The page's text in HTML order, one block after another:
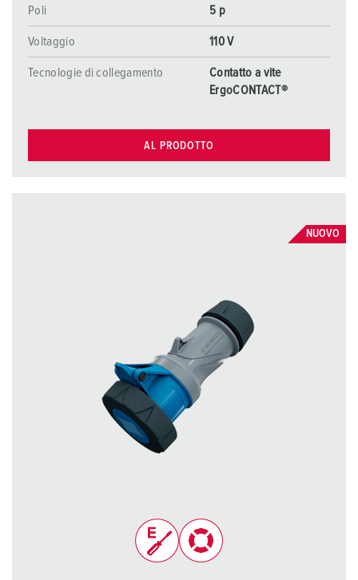
Poli 5 p
Voltaggio 110 V
Tecnologie di collegamento
Contatto a vite
ErgoCONTACT®
AL PRODOTTO
NUOVO